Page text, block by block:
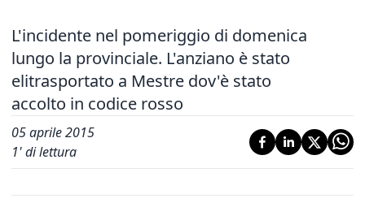
L'incidente nel pomeriggio di domenica
lungo la provinciale. L'anziano è stato
elitrasportato a Mestre dov'è stato
accolto in codice rosso
05 aprile 2015
1' di lettura